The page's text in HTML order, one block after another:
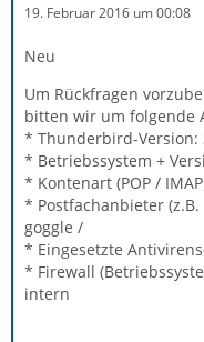
19. Februar 2016 um 00:08
Neu
Um Rückfragen
bitten wir um folgende
* Thunderbird-Version:
* Betriebssystem +
* Kontenart (POP /
* Postfachanbieter
goggle /
* Eingesetzte
* Firewall
intern